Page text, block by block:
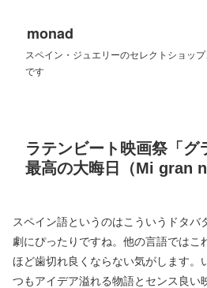
monad
スペイン・ジュエリーのセレクトショッ
です
ラテンビート映画祭「グ
最高の大晦日（Mi gran
スペイン語というのはこういうドタバ
劇にぴったりですね。他の言語ではこ
ほど歯切れ良くならない気がします。
つもアイデア溢れる物語とセンス良い